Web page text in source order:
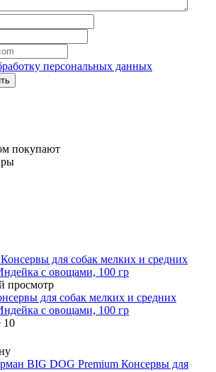
персональных данных
покупают
просмотр
для собак мелких и средних
с овощами, 100 гр
10